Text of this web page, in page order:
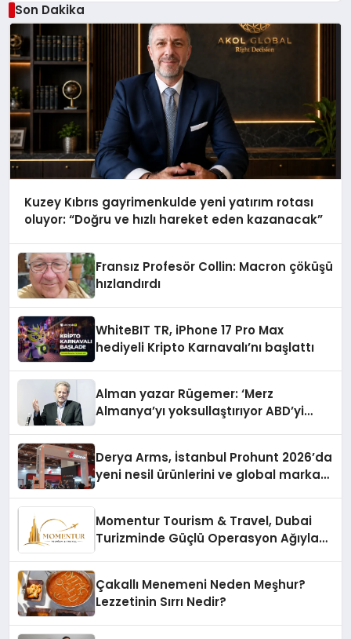
Son Dakika
Kuzey Kıbrıs gayrimenkulde yeni yatırım rotası
oluyor: “Doğru ve hızlı hareket eden kazanacak”
Fransız Profesör Collin: Macron çöküşü
hızlandırdı
WhiteBIT TR, iPhone 17 Pro Max
hediyeli Kripto Karnavalı’nı başlattı
Alman yazar Rügemer: ‘Merz
Almanya’yı yoksullaştırıyor ABD’yi
Derya Arms, İstanbul Prohunt 2026’da
yeni nesil ürünlerini ve global marka
Momentur Tourism & Travel, Dubai
Turizminde Güçlü Operasyon Ağıyla
Çakallı Menemeni Neden Meşhur?
Lezzetinin Sırrı Nedir?